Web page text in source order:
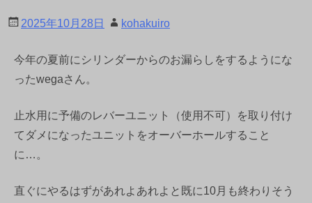
2025年10月28日 kohakuiro
今年の夏前にシリンダーからのお漏らしをするようにな
ったwegaさん。
止水用に予備のレバーユニット（使用不可）を取り付け
てダメになったユニットをオーバーホールすること
に…。
直ぐにやるはずがあれよあれよと既に10月も終わりそう